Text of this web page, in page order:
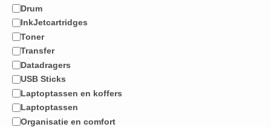
Drum
InkJetcartridges
Toner
Transfer
Datadragers
USB Sticks
Laptoptassen en koffers
Laptoptassen
Organisatie en comfort